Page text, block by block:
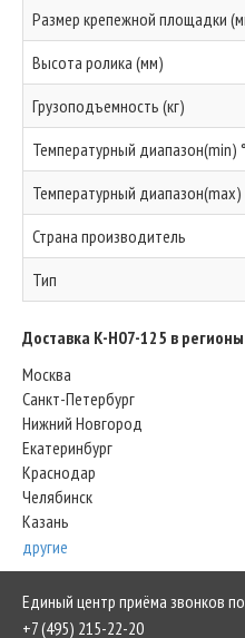
Размер крепежной площадки
Высота ролика (мм)
Грузоподъемность (кг)
Температурный диапазон(min)
Температурный диапазон(max)
Страна производитель
Тип
Доставка K-H07-125 в регионы
Москва
Санкт-Петербург
Нижний Новгород
Екатеринбург
Краснодар
Челябинск
Казань
другие
Единый центр приёма звонков
+7 (495) 215-22-20